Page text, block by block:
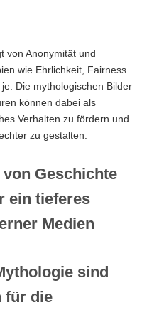
von Anonymität und
wie Ehrlichkeit, Fairness
Die mythologischen Bilder
können dabei als
Verhalten zu fördern und
zu gestalten.
Geschichte
ein tieferes
Medien
sind
für die